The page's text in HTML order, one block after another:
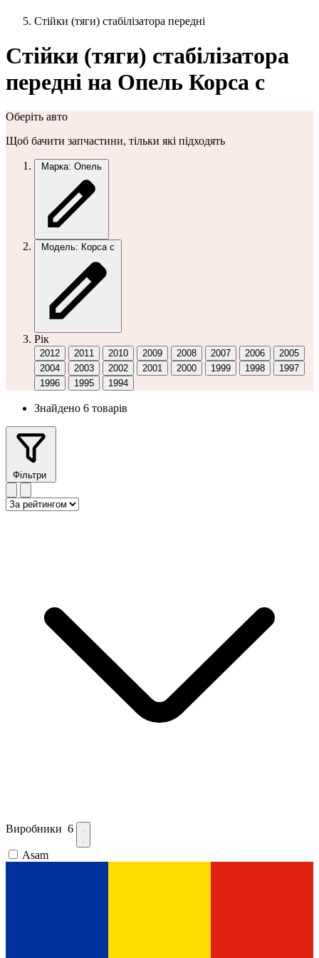
Стійки (тяги) стабілізатора передні
Стійки (тяги) стабілізатора
передні на Опель Корса с
Оберіть авто
Щоб бачити запчастини, тільки які підходять
Марка: Опель
Модель: Корса с
Рік
2012 2011 2010 2009 2008 2007 2006
2005
2004
2003 2002 2001 2000 1999 1998
1997
1996
1995 1994
Знайдено 6 товарів
Фільтри
Виробники 6
Asam